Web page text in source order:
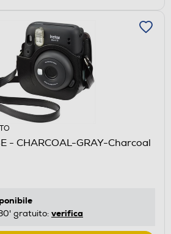
- CHARCOAL-GRAY-Charcoal
gratuito: verifica